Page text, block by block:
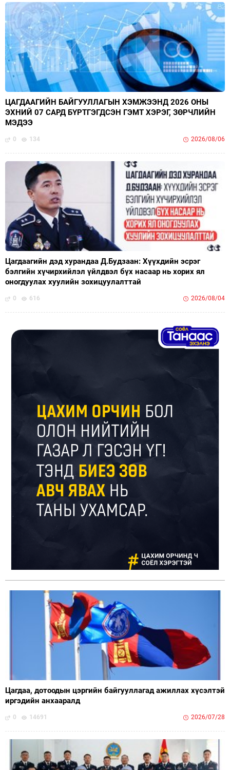
ЦАГДААГИЙН БАЙГУУЛЛАГЫН ХЭМЖЭЭНД 2026 ОНЫ
ЭХНИЙ 07 САРД БҮРТГЭГДСЭН ГЭМТ ХЭРЭГ, ЗӨРЧЛИЙН
МЭДЭЭ
0 134 2026/08/06
Цагдаагийн дэд хурандаа Д.Будзаан: Хүүхдийн эсрэг
бэлгийн хүчирхийлэл үйлдвэл бүх насаар нь хорих ял
оногдуулах хуулийн зохицуулалттай
0 616 2026/08/04
Цагдаа, дотоодын цэргийн байгууллагад ажиллах хүсэлтэй
иргэдийн анхааралд
0 14691 2026/07/28